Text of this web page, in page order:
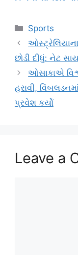
Categories
Sports
છોડી દીધું: નેટ
ઓસાકાએ
હરાવી,
પ્રવેશ કર્યો
Leave a